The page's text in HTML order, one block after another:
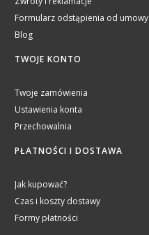
Formularz odstąpienia od umowy
Blog
TWOJE KONTO
Twoje zamówienia
Ustawienia konta
Przechowalnia
PŁATNOŚCI I DOSTAWA
Jak kupować?
Czas i koszty dostawy
Formy płatności